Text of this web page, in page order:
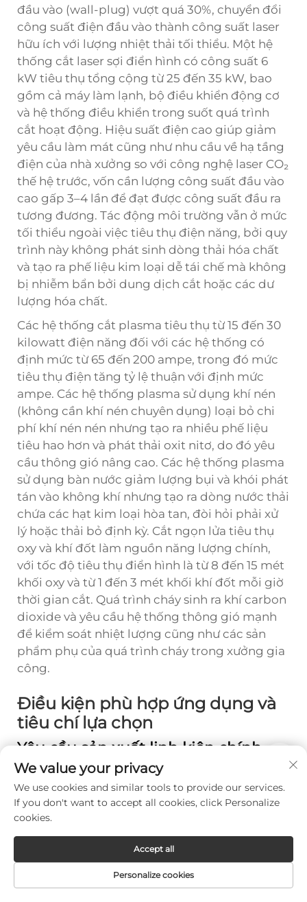
đầu vào (wall-plug) vượt quá 30%, chuyển đổi
công suất điện đầu vào thành công suất laser
hữu ích với lượng nhiệt thải tối thiểu. Một hệ
thống cắt laser sợi điển hình có công suất 6
kW tiêu thụ tổng cộng từ 25 đến 35 kW, bao
gồm cả máy làm lạnh, bộ điều khiển động cơ
và hệ thống điều khiển trong suốt quá trình
cắt hoạt động. Hiệu suất điện cao giúp giảm
yêu cầu làm mát cũng như nhu cầu về hạ tầng
điện của nhà xưởng so với công nghệ laser CO₂
thế hệ trước, vốn cần lượng công suất đầu vào
cao gấp 3–4 lần để đạt được công suất đầu ra
tương đương. Tác động môi trường vẫn ở mức
tối thiểu ngoài việc tiêu thụ điện năng, bởi quy
trình này không phát sinh dòng thải hóa chất
và tạo ra phế liệu kim loại dễ tái chế mà không
bị nhiễm bẩn bởi dung dịch cắt hoặc các dư
lượng hóa chất.
Các hệ thống cắt plasma tiêu thụ từ 15 đến 30
kilowatt điện năng đối với các hệ thống có
định mức từ 65 đến 200 ampe, trong đó mức
tiêu thụ điện tăng tỷ lệ thuận với định mức
ampe. Các hệ thống plasma sử dụng khí nén
(không cần khí nén chuyên dụng) loại bỏ chi
phí khí nén nén nhưng tạo ra nhiều phế liệu
tiêu hao hơn và phát thải oxit nitơ, do đó yêu
cầu thông gió nâng cao. Các hệ thống plasma
sử dụng bàn nước giảm lượng bụi và khói phát
tán vào không khí nhưng tạo ra dòng nước thải
chứa các hạt kim loại hòa tan, đòi hỏi phải xử
lý hoặc thải bỏ định kỳ. Cắt ngọn lửa tiêu thụ
oxy và khí đốt làm nguồn năng lượng chính,
với tốc độ tiêu thụ điển hình là từ 8 đến 15 mét
khối oxy và từ 1 đến 3 mét khối khí đốt mỗi giờ
thời gian cắt. Quá trình cháy sinh ra khí carbon
dioxide và yêu cầu hệ thống thông gió mạnh
để kiểm soát nhiệt lượng cũng như các sản
phẩm phụ của quá trình cháy trong xưởng gia
công.
Điều kiện phù hợp ứng dụng và
tiêu chí lựa chọn
Yêu cầu sản xuất linh kiện chính
xác
Các ngành công nghiệp yêu cầu độ chính xác
cao, hình học phức tạp và chất lượng cạnh
vượt trội áp đảo lựa chọn công nghệ máy cắt
kim loại bằng tia laser, bất chấp nhu cầu đầu
tư ban đầu lớn hơn. Các nhà sản xuất vỏ thiết
bị điện tử xử lý tấm kim loại mỏng có nhiều chi
tiết nhỏ, lỗ đạt độ chính xác cao và các mẫu
We value your privacy
We use cookies and similar tools to provide our services.
If you don't want to accept all cookies, click Personalize
cookies.
Personalize cookies
Accept all